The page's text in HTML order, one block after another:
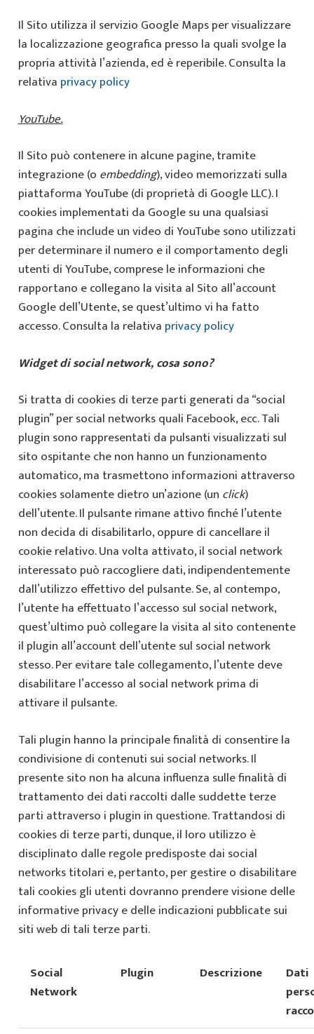
Il Sito utilizza il servizio Google Maps per visualizzare
la localizzazione geografica presso la quali svolge la
propria attività l’azienda, ed è reperibile. Consulta la
relativa privacy policy
YouTube.
Il Sito può contenere in alcune pagine, tramite
integrazione (o embedding), video memorizzati sulla
piattaforma YouTube (di proprietà di Google LLC). I
cookies implementati da Google su una qualsiasi
pagina che include un video di YouTube sono utilizzati
per determinare il numero e il comportamento degli
utenti di YouTube, comprese le informazioni che
rapportano e collegano la visita al Sito all’account
Google dell’Utente, se quest’ultimo vi ha fatto
accesso. Consulta la relativa privacy policy
Widget di social network, cosa sono?
Si tratta di cookies di terze parti generati da “social
plugin” per social networks quali Facebook, ecc. Tali
plugin sono rappresentati da pulsanti visualizzati sul
sito ospitante che non hanno un funzionamento
automatico, ma trasmettono informazioni attraverso
cookies solamente dietro un’azione (un click)
dell’utente. Il pulsante rimane attivo finché l’utente
non decida di disabilitarlo, oppure di cancellare il
cookie relativo. Una volta attivato, il social network
interessato può raccogliere dati, indipendentemente
dall’utilizzo effettivo del pulsante. Se, al contempo,
l’utente ha effettuato l’accesso sul social network,
quest’ultimo può collegare la visita al sito contenente
il plugin all’account dell’utente sul social network
stesso. Per evitare tale collegamento, l’utente deve
disabilitare l’accesso al social network prima di
attivare il pulsante.
Tali plugin hanno la principale finalità di consentire la
condivisione di contenuti sui social networks. Il
presente sito non ha alcuna influenza sulle finalità di
trattamento dei dati raccolti dalle suddette terze
parti attraverso i plugin in questione. Trattandosi di
cookies di terze parti, dunque, il loro utilizzo è
disciplinato dalle regole predisposte dai social
networks titolari e, pertanto, per gestire o disabilitare
tali cookies gli utenti dovranno prendere visione delle
informative privacy e delle indicazioni pubblicate sui
siti web di tali terze parti.
Social
Network
Plugin Descrizione
Dati